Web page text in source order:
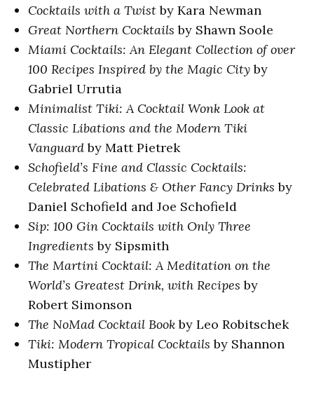
Cocktails with a Twistby Kara Newman
Great Northern Cocktails by Shawn Soole
Miami Cocktails: An Elegant Collection of over
100 Recipes Inspired by the Magic Cityby
Gabriel Urrutia
Minimalist Tiki: A Cocktail Wonk Look at
Classic Libations and the Modern Tiki
Vanguardby Matt Pietrek
Schofield’s Fine and Classic Cocktails:
Celebrated Libations & Other Fancy Drinksby
Daniel Schofield and Joe Schofield
Sip: 100 Gin Cocktails with Only Three
Ingredients by Sipsmith
The Martini Cocktail: A Meditation on the
World’s Greatest Drink, with Recipes by
Robert Simonson
The NoMad Cocktail Bookby Leo Robitschek
Tiki: Modern Tropical Cocktails by Shannon
Mustipher